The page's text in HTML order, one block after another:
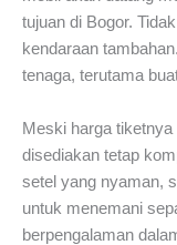
tujuan di Bogor.
kendaraan
tenaga, terutama
Meski harga
disediakan tetap
setel yang nyaman,
untuk menemani
berpengalaman